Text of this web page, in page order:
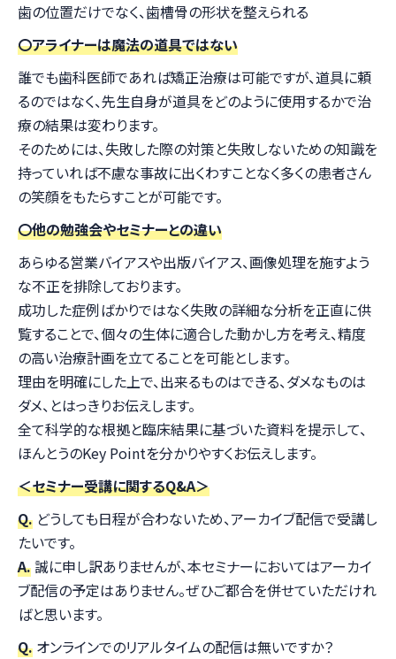
歯の位置だけでなく、歯槽骨の形状を整えられる
〇アライナーは魔法の道具ではない
誰でも歯科医師であれば矯正治療は可能ですが、道具に頼
るのではなく、先生自身が道具をどのように使用するかで治
療の結果は変わります。
そのためには、失敗した際の対策と失敗しないための知識を
持っていれば不慮な事故に出くわすことなく多くの患者さん
の笑顔をもたらすことが可能です。
〇他の勉強会やセミナーとの違い
あらゆる営業バイアスや出版バイアス、画像処理を施すよう
な不正を排除しております。
成功した症例ばかりではなく失敗の詳細な分析を正直に供
覧することで、個々の生体に適合した動かし方を考え、精度
の高い治療計画を立てることを可能とします。
理由を明確にした上で、出来るものはできる、ダメなものは
ダメ、とはっきりお伝えします。
全て科学的な根拠と臨床結果に基づいた資料を提示して、
ほんとうのKey Pointを分かりやすくお伝えします。
＜セミナー受講に関するQ&A＞
Q. どうしても日程が合わないため、アーカイブ配信で受講し
たいです。
A.誠に申し訳ありませんが、本セミナーにおいてはアーカイ
ブ配信の予定はありません。ぜひご都合を併せていただけれ
ばと思います。
Q. オンラインでのリアルタイムの配信は無いですか？